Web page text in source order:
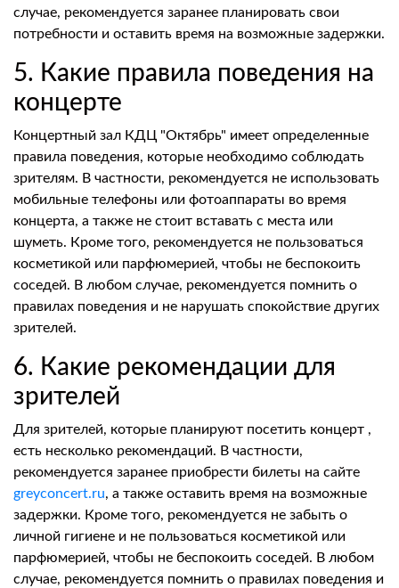
случае, рекомендуется заранее планировать свои
потребности и оставить время на возможные задержки.
5. Какие правила поведения на
концерте
Концертный зал КДЦ "Октябрь" имеет определенные
правила поведения, которые необходимо соблюдать
зрителям. В частности, рекомендуется не использовать
мобильные телефоны или фотоаппараты во время
концерта, а также не стоит вставать с места или
шуметь. Кроме того, рекомендуется не пользоваться
косметикой или парфюмерией, чтобы не беспокоить
соседей. В любом случае, рекомендуется помнить о
правилах поведения и не нарушать спокойствие других
зрителей.
6. Какие рекомендации для
зрителей
Для зрителей, которые планируют посетить концерт ,
есть несколько рекомендаций. В частности,
рекомендуется заранее приобрести билеты на сайте
greyconcert.ru, а также оставить время на возможные
задержки. Кроме того, рекомендуется не забыть о
личной гигиене и не пользоваться косметикой или
парфюмерией, чтобы не беспокоить соседей. В любом
случае, рекомендуется помнить о правилах поведения и